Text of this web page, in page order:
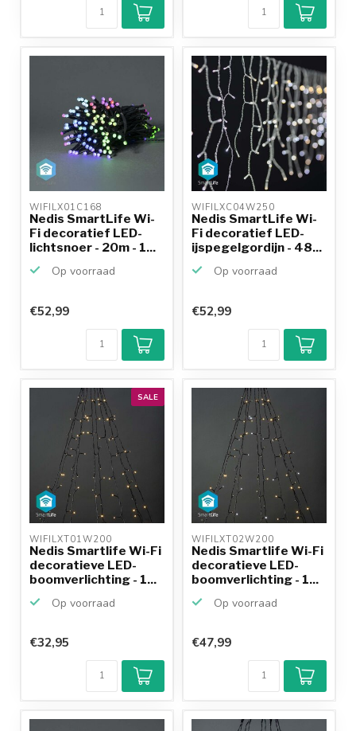
Achteraf
betalen mogelijk
productkennis
WIFILX01C168
Nedis SmartLife Wi-
Fi decoratief LED-
lichtsnoer - 20m - 1...
Op voorraad
€52,99
WIFILXC04W250
Nedis SmartLife Wi-
Fi decoratief LED-
ijspegelgordijn - 48...
Op voorraad
€52,99
SALE
WIFILXT01W200
Nedis Smartlife Wi-Fi
decoratieve LED-
boomverlichting - 1...
Op voorraad
€32,95
WIFILXT02W200
Nedis Smartlife Wi-Fi
decoratieve LED-
boomverlichting - 1...
Op voorraad
€47,99